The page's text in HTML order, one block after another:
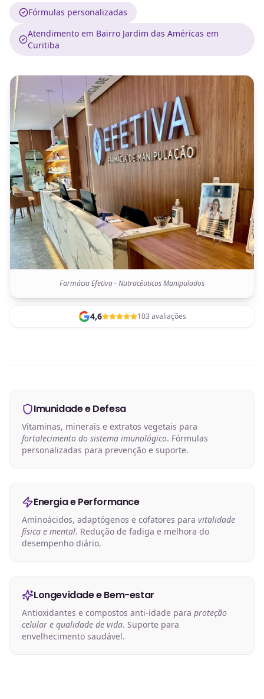
Fórmulas personalizadas
Atendimento em Bairro Jardim das Américas em
Curitiba
Farmácia Efetiva - Nutracêuticos Manipulados
4,6 103 avaliações
Imunidade e Defesa
Vitaminas, minerais e extratos vegetais para
fortalecimento do sistema imunológico. Fórmulas
personalizadas para prevenção e suporte.
Energia e Performance
Aminoácidos, adaptógenos e cofatores para vitalidade
física e mental. Redução de fadiga e melhora do
desempenho diário.
Longevidade e Bem-estar
Antioxidantes e compostos anti-idade para proteção
celular e qualidade de vida. Suporte para
envelhecimento saudável.